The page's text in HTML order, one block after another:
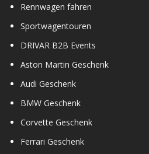
Rennwagen fahren
Sportwagentouren
DRIVAR B2B Events
Aston Martin Geschenk
Audi Geschenk
BMW Geschenk
Corvette Geschenk
Ferrari Geschenk